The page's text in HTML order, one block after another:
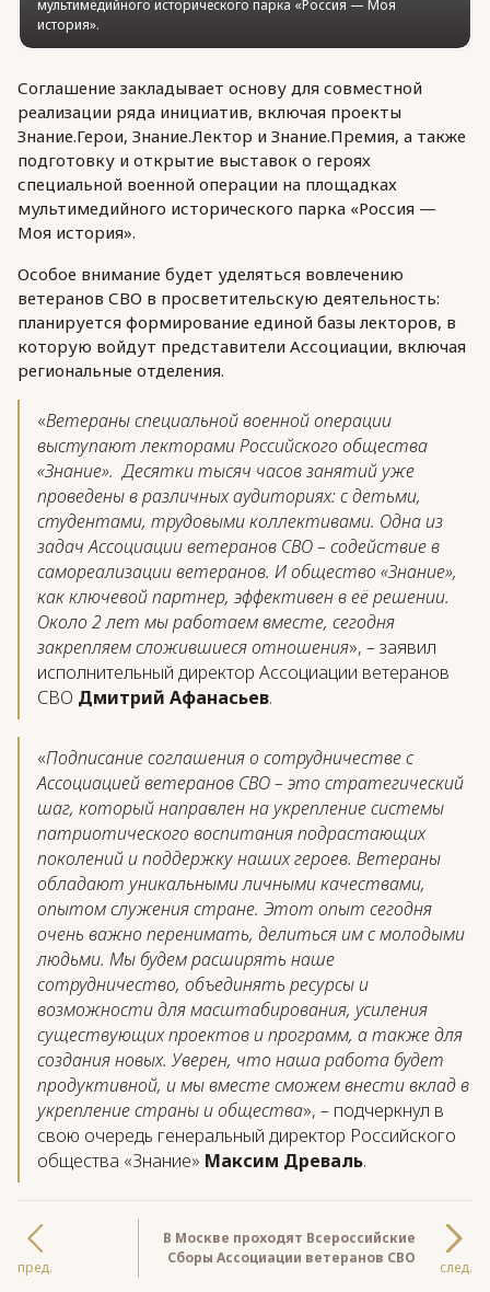
мультимедийного исторического парка «Россия — Моя
история».
Соглашение закладывает основу для совместной
реализации ряда инициатив, включая проекты
Знание.Герои, Знание.Лектор и Знание.Премия, а также
подготовку и открытие выставок о героях
специальной военной операции на площадках
мультимедийного исторического парка «Россия —
Моя история».
Особое внимание будет уделяться вовлечению
ветеранов СВО в просветительскую деятельность:
планируется формирование единой базы лекторов, в
которую войдут представители Ассоциации, включая
региональные отделения.
«Ветераны специальной военной операции
выступают лекторами Российского общества
«Знание». Десятки тысяч часов занятий уже
проведены в различных аудиториях: с детьми,
студентами, трудовыми коллективами. Одна из
задач Ассоциации ветеранов СВО – содействие в
самореализации ветеранов. И общество «Знание»,
как ключевой партнер, эффективен в её решении.
Около 2 лет мы работаем вместе, сегодня
закрепляем сложившиеся отношения», – заявил
исполнительный директор Ассоциации ветеранов
СВО Дмитрий Афанасьев.
«Подписание соглашения о сотрудничестве с
Ассоциацией ветеранов СВО – это стратегический
шаг, который направлен на укрепление системы
патриотического воспитания подрастающих
поколений и поддержку наших героев. Ветераны
обладают уникальными личными качествами,
опытом служения стране. Этот опыт сегодня
очень важно перенимать, делиться им с молодыми
людьми. Мы будем расширять наше
сотрудничество, объединять ресурсы и
возможности для масштабирования, усиления
существующих проектов и программ, а также для
создания новых. Уверен, что наша работа будет
продуктивной, и мы вместе сможем внести вклад в
укрепление страны и общества», – подчеркнул в
свою очередь генеральный директор Российского
общества «Знание» Максим Древаль.
пред.
В Москве проходят Всероссийские
Сборы Ассоциации ветеранов СВО
след.